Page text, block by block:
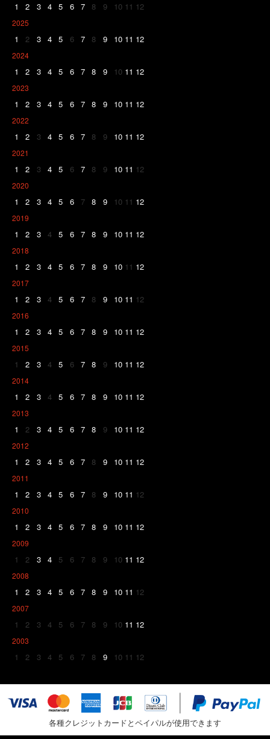
1 2 3 4 5 6 7 8 9 10 11 12
2025
1 2 3 4 5 6 7 8 9 10 11 12
2024
1 2 3 4 5 6 7 8 9 10 11 12
2023
1 2 3 4 5 6 7 8 9 10 11 12
2022
1 2 3 4 5 6 7 8 9 10 11 12
2021
1 2 3 4 5 6 7 8 9 10 11 12
2020
1 2 3 4 5 6 7 8 9 10 11 12
2019
1 2 3 4 5 6 7 8 9 10 11 12
2018
1 2 3 4 5 6 7 8 9 10 11 12
2017
1 2 3 4 5 6 7 8 9 10 11 12
2016
1 2 3 4 5 6 7 8 9 10 11 12
2015
1 2 3 4 5 6 7 8 9 10 11 12
2014
1 2 3 4 5 6 7 8 9 10 11 12
2013
1 2 3 4 5 6 7 8 9 10 11 12
2012
1 2 3 4 5 6 7 8 9 10 11 12
2011
1 2 3 4 5 6 7 8 9 10 11 12
2010
1 2 3 4 5 6 7 8 9 10 11 12
2009
1 2 3 4 5 6 7 8 9 10 11 12
2008
1 2 3 4 5 6 7 8 9 10 11 12
2007
1 2 3 4 5 6 7 8 9 10 11 12
2003
1 2 3 4 5 6 7 8 9 10 11 12
各種クレジットカードとペイパルが使用できます